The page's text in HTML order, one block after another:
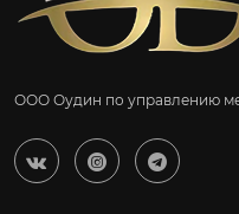
ООО Оудин по управлению
  